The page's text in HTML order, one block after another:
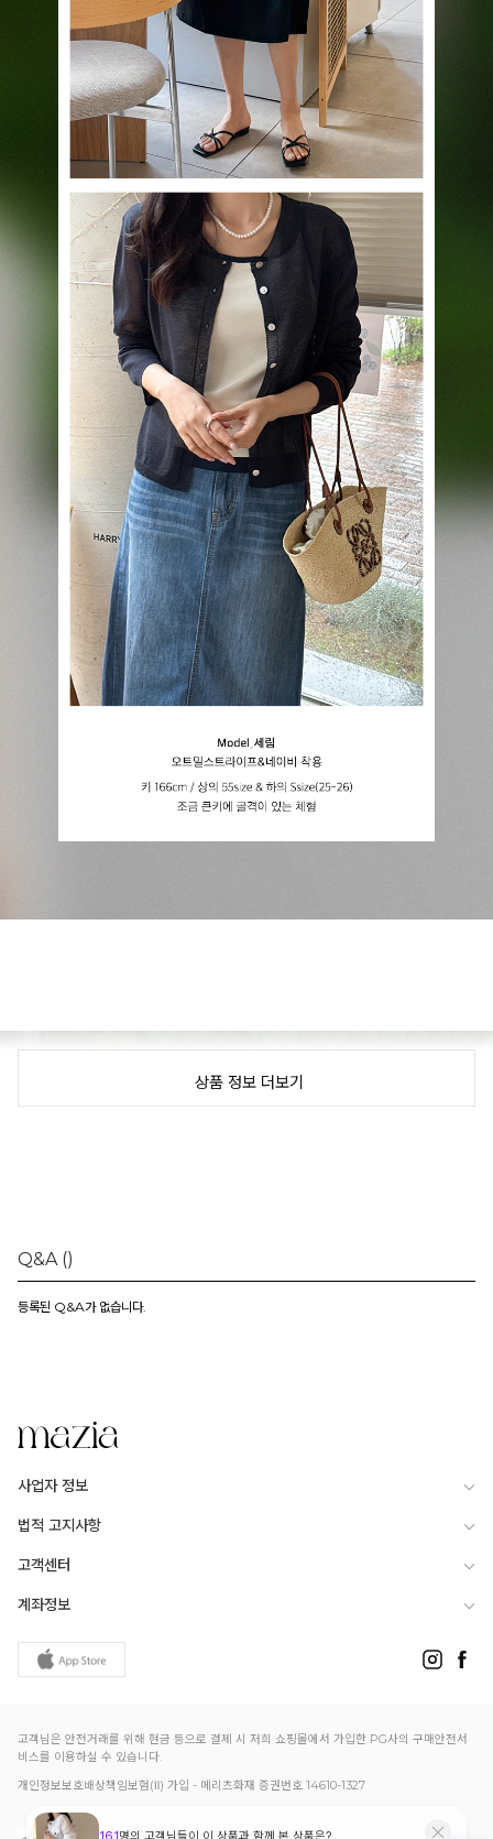
상품 정보 더보기
Q&A ()
등록된 Q&A가 없습니다.
사업자 정보
법적 고지사항
고객센터
계좌정보
고객님은 안전거래를 위해 현금 등으로 결제 시 저희 쇼핑몰에서 가입한 PG사의 구매안전서
비스를 이용하실 수 있습니다.
개인정보보호배상책임보험(Ⅱ) 가입 - 메리츠화재 증권번호 14610-1327